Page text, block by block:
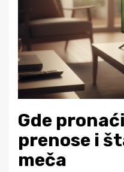
Gde
prenose i
meča